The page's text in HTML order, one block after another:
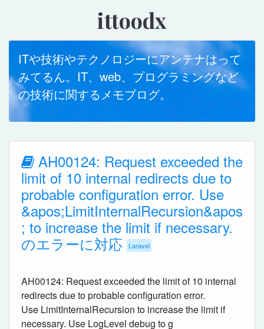
ittoodx
ITや技術やテクノロジーにアンテナはって
みてるん。IT、web、プログラミングなど
の技術に関するメモブログ。
AH00124: Request exceeded the
limit of 10 internal redirects due to
probable configuration error. Use
&apos;LimitInternalRecursion&apos
; to increase the limit if necessary.
のエラーに対応
Laravel
AH00124: Request exceeded the limit of 10 internal
redirects due to probable configuration error.
Use LimitInternalRecursion to increase the limit if
necessary. Use LogLevel debug to g